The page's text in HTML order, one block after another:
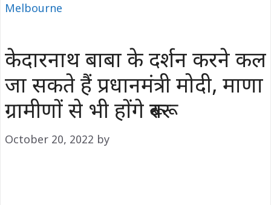
Melbourne
केदारनाथ बाबा के दर्शन करने कल
जा सकते हैं प्रधानमंत्री मोदी, माणा
ग्रामीणों से भी होंगे रूबरू
October 20, 2022 by